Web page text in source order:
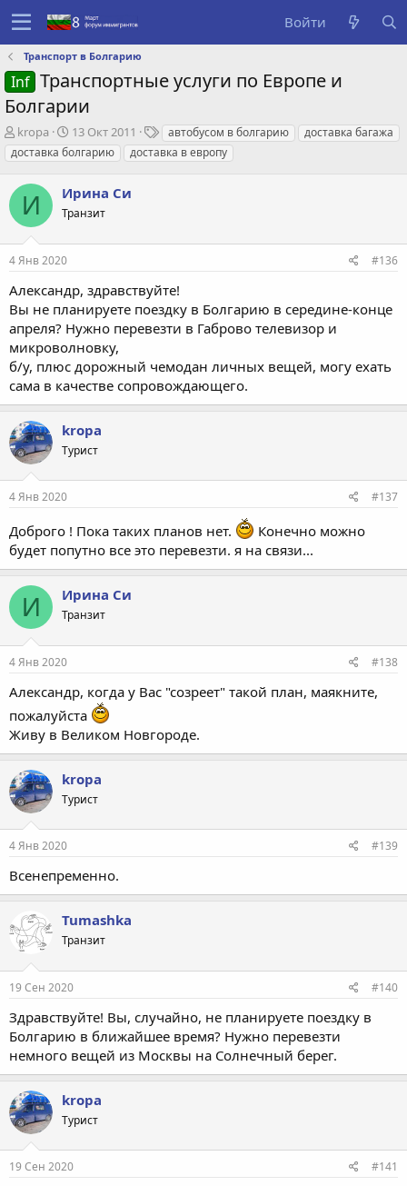
Войти
Транспорт в Болгарию
Inf Транспортные услуги по Европе и
Болгарии
А
в
т
е
м
ы
kropa
Д
а
т
с
о
д
и
я
13 Окт 2011
Т
е
г
автобусом в болгарию
доставка багажа
доставка болгарию
доставка в европу
И Ирина Си
Транзит
4 Янв 2020 #136
Александр, здравствуйте!
Вы не планируете поездку в Болгарию в середине-конце
апреля? Нужно перевезти в Габрово телевизор и
микроволновку,
б/у, плюс дорожный чемодан личных вещей, могу ехать
сама в качестве сопровождающего.
kropa
Турист
4 Янв 2020 #137
Доброго ! Пока таких планов нет.
Конечно можно
будет попутно все это перевезти. я на связи...
И Ирина Си
Транзит
4 Янв 2020 #138
Александр, когда у Вас "созреет" такой план, маякните,
пожалуйста
Живу в Великом Новгороде.
kropa
Турист
4 Янв 2020 #139
Всенепременно.
Tumashka
Транзит
19 Сен 2020 #140
Здравствуйте! Вы, случайно, не планируете поездку в
Болгарию в ближайшее время? Нужно перевезти
немного вещей из Москвы на Солнечный берег.
kropa
Турист
19 Сен 2020 #141